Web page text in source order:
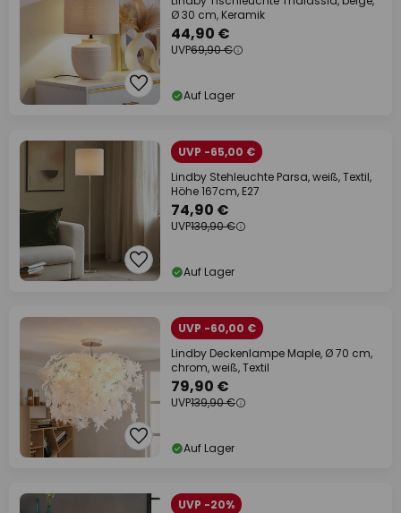
Ø 30 cm, Keramik
44,90 €
UVP69,90 €
Auf Lager
UVP -65,00 €
Lindby Stehleuchte Parsa, weiß, Textil,
Höhe 167cm, E27
74,90 €
UVP139,90 €
Auf Lager
UVP -60,00 €
Lindby Deckenlampe Maple, Ø 70 cm,
chrom, weiß, Textil
79,90 €
UVP139,90 €
Auf Lager
UVP -20%